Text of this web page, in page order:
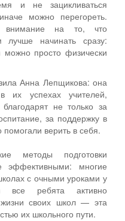
и не зацикливаться
можно перегореть.
внимание на то, что
лучше начинать сразу:
просто физически
Анна Лепщикова: она
их успехах учителей,
не только за
за поддержку в
верить в себя.
методы подготовки
эффективными: многие
с очными уроками у
все ребята активно
жизни своих школ — эта
их школьного пути.